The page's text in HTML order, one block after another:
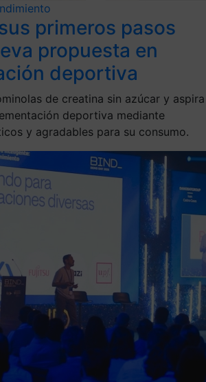
primeros pasos
propuesta en
deportiva
de creatina sin azúcar y aspira
deportiva mediante
y agradables para su consumo.